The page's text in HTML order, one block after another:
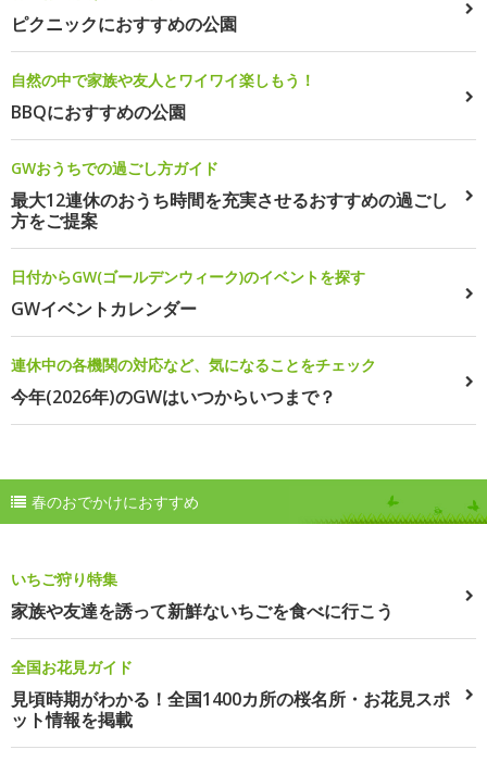
ピクニックにおすすめの公園
自然の中で家族や友人とワイワイ楽しもう！
BBQにおすすめの公園
GWおうちでの過ごし方ガイド
最大12連休のおうち時間を充実させるおすすめの過ごし
方をご提案
日付からGW(ゴールデンウィーク)のイベントを探す
GWイベントカレンダー
連休中の各機関の対応など、気になることをチェック
今年(2026年)のGWはいつからいつまで？
春のおでかけにおすすめ
いちご狩り特集
家族や友達を誘って新鮮ないちごを食べに行こう
全国お花見ガイド
見頃時期がわかる！全国1400カ所の桜名所・お花見スポ
ット情報を掲載